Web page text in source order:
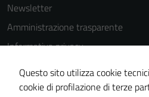
Newsletter
Amministrazione trasparente
Informativa privacy
Cookie Policy
Note legali
Questo sito utilizza cookie
cookie di profilazione di terze